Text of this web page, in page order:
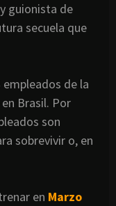
guionista de
secuela que
de la
Brasil. Por
son
sobrevivir o, en
en Marzo